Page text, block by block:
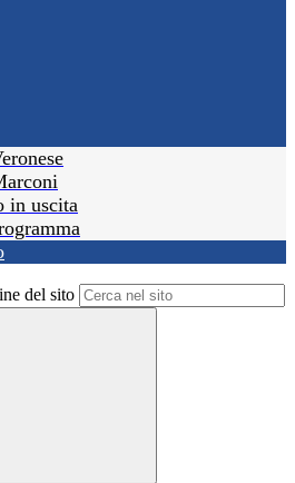
in uscita
del sito